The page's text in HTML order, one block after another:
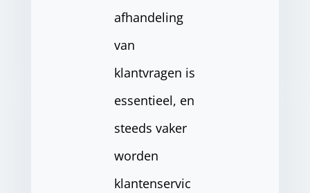
afhandeling
van
klantvragen is
essentieel, en
steeds vaker
worden
klantenservic